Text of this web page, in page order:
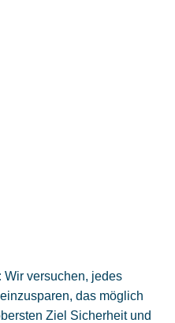
Wir versuchen, jedes
das möglich
Ziel Sicherheit und